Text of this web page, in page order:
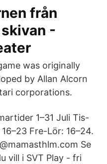
från
-
was originally
by Allan Alcorn
corporations.
1–31 Juli Tis-
Fre-Lör: 16–24.
Se
vill i SVT Play - fri